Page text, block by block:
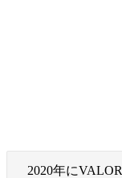
2020年に